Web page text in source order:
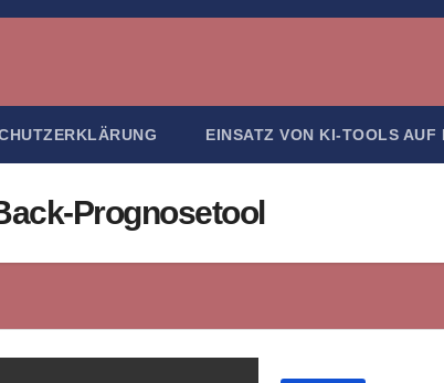
EINSATZ VON KI-TOOLS AUF
Prognosetool